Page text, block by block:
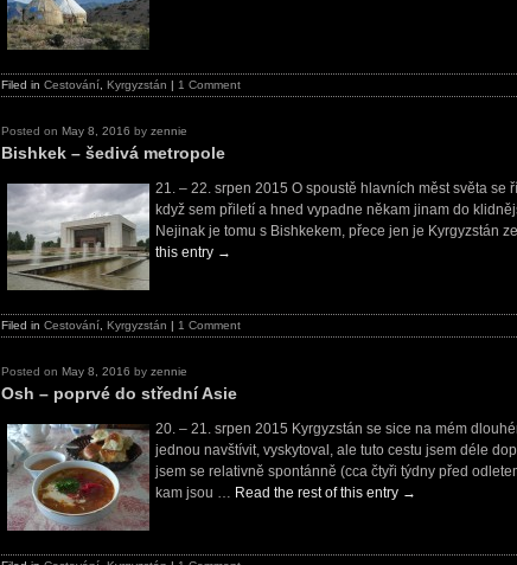
Filed in Cestování Kyrgyzstán | 1 Comment
Posted on May 8, 2016 by zennie
Bishkek – šedivá metropole
21. – 22. srpen 2015 O spoustě hlavních měst světa se
když sem přiletí a hned vypadne někam jinam do
Nejinak je tomu s Bishkekem, přece jen je Kyrgyzstán
this entry →
Filed in Cestování Kyrgyzstán | 1 Comment
Posted on May 8, 2016 by zennie
Osh – poprvé do střední Asie
20. – 21. srpen 2015 Kyrgyzstán se sice na mém
jednou navštívit, vyskytoval, ale tuto cestu jsem déle
jsem se relativně spontánně (cca čtyři týdny před
kam jsou … Read the rest of this entry →